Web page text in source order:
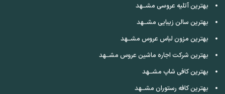
بهترین آتلیه عروسی مشــهد
بهترین سالن زیبایی مشــهد
بهترین مزون لباس عروس مشــهد
بهترین شرکت اجاره ماشین عروس مشــهد
بهترین کافی شاپ مشــهد
بهترین کافه رستوران مشــهد